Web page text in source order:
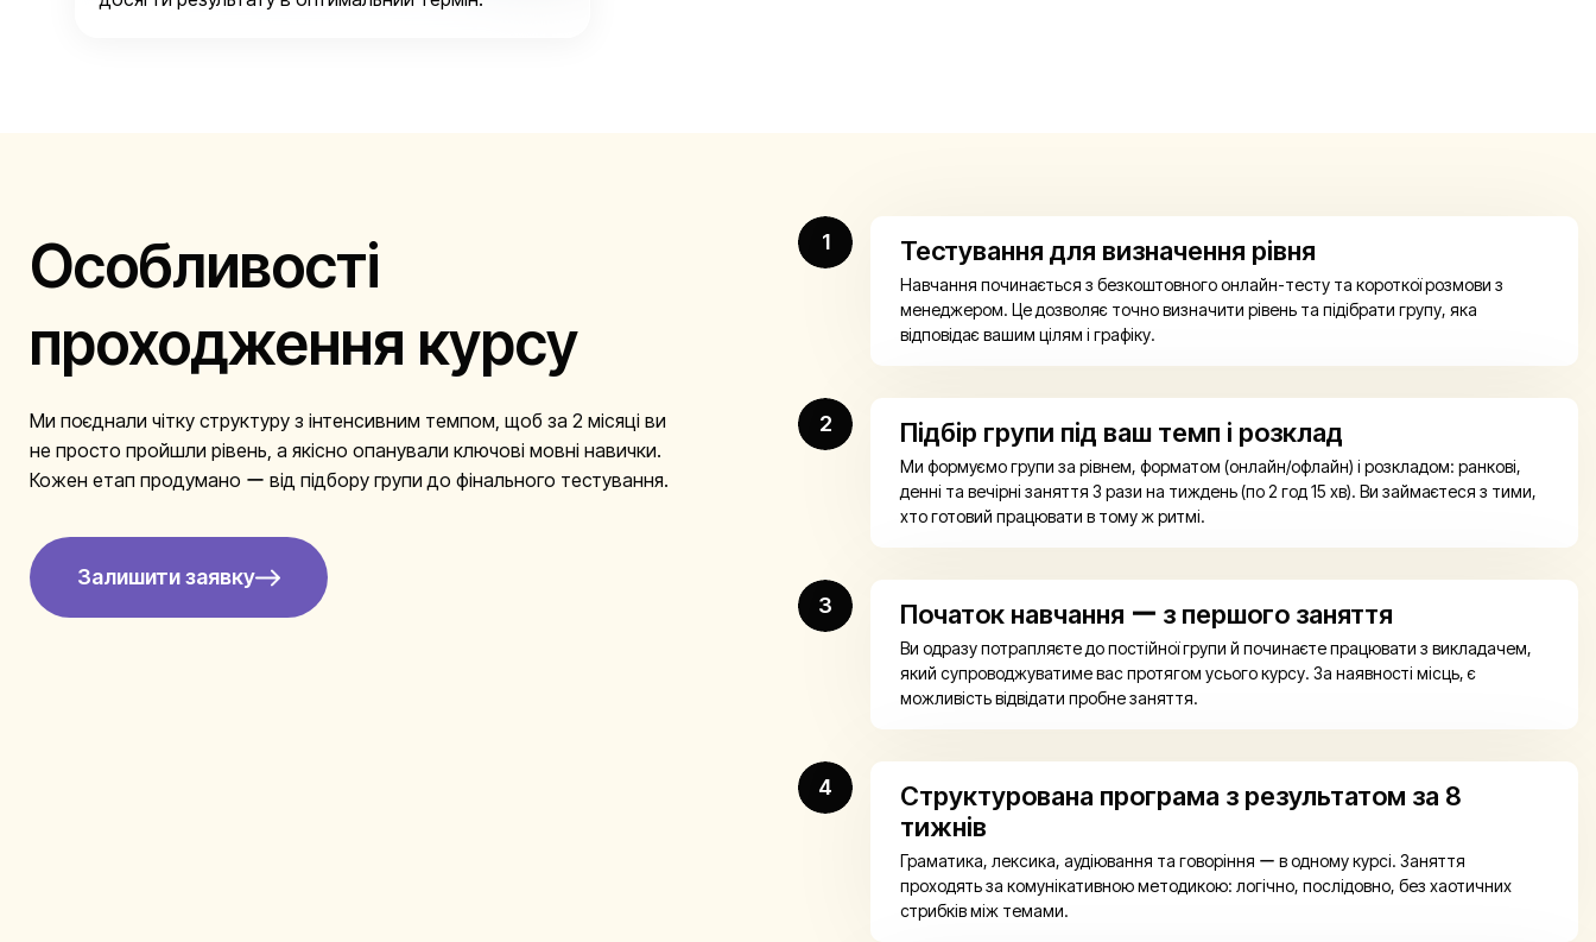
Особливості
проходження курсу
Ми поєднали чітку структуру з інтенсивним темпом, щоб за 2 місяці ви
не просто пройшли рівень, а якісно опанували ключові мовні навички.
Кожен етап продумано ー від підбору групи до фінального тестування.
Залишити заявку
1 Тестування для визначення рівня
Навчання починається з безкоштовного онлайн-тесту та короткої розмови з
менеджером. Це дозволяє точно визначити рівень та підібрати групу, яка
відповідає вашим цілям і графіку.
2 Підбір групи під ваш темп і розклад
Ми формуємо групи за рівнем, форматом (онлайн/офлайн) і розкладом: ранкові,
денні та вечірні заняття 3 рази на тиждень (по 2 год 15 хв). Ви займаєтеся з тими,
хто готовий працювати в тому ж ритмі.
3 Початок навчання ー з першого заняття
Ви одразу потрапляєте до постійної групи й починаєте працювати з викладачем,
який супроводжуватиме вас протягом усього курсу. За наявності місць, є
можливість відвідати пробне заняття.
4
Структурована програма з результатом за 8
тижнів
Граматика, лексика, аудіювання та говоріння ー в одному курсі. Заняття
проходять за комунікативною методикою: логічно, послідовно, без хаотичних
стрибків між темами.